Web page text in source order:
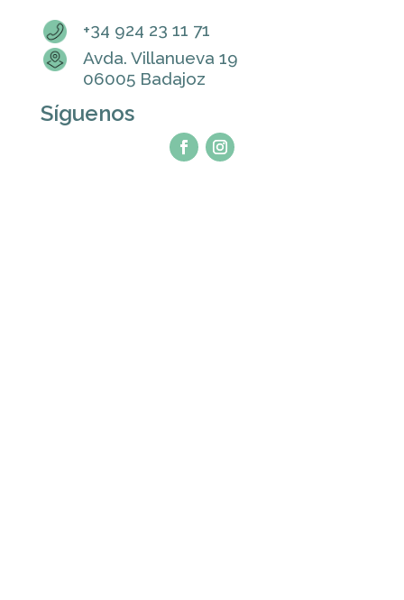
+34 924 23 11 71
Avda. Villanueva 19
06005 Badajoz
Síguenos